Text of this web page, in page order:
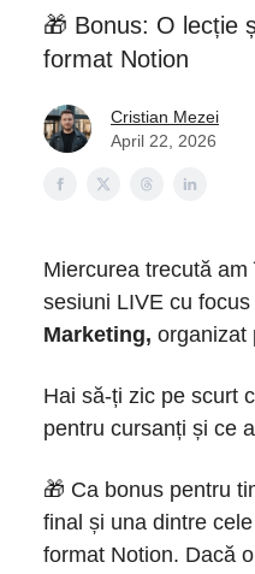
🎁 Bonus: O lecție
format Notion
Cristian Mezei
April 22, 2026
Miercurea trecută
sesiuni LIVE cu focus
Marketing, organizat
Hai să-ți zic pe scurt
pentru cursanți și ce
🎁 Ca bonus pentru
final și una dintre
format Notion. Dacă